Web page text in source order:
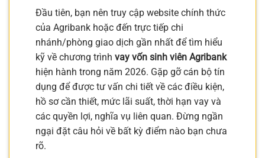
Đầu tiên, bạn nên truy cập website chính thức
của Agribank hoặc đến trực tiếp chi
nhánh/phòng giao dịch gần nhất để tìm hiểu
kỹ về chương trình vay vốn sinh viên Agribank
hiện hành trong năm 2026. Gặp gỡ cán bộ tín
dụng để được tư vấn chi tiết về các điều kiện,
hồ sơ cần thiết, mức lãi suất, thời hạn vay và
các quyền lợi, nghĩa vụ liên quan. Đừng ngần
ngại đặt câu hỏi về bất kỳ điểm nào bạn chưa
rõ.